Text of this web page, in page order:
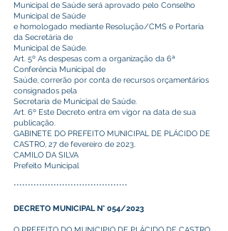
Municipal de Saúde será aprovado pelo Conselho
Municipal de Saúde
e homologado mediante Resolução/CMS e Portaria
da Secretária de
Municipal de Saúde.
Art. 5º As despesas com a organização da 6ª
Conferência Municipal de
Saúde, correrão por conta de recursos orçamentários
consignados pela
Secretaria de Municipal de Saúde.
Art. 6º Este Decreto entra em vigor na data de sua
publicação.
GABINETE DO PREFEITO MUNICIPAL DE PLÁCIDO DE
CASTRO, 27 de fevereiro de 2023.
CAMILO DA SILVA
Prefeito Municipal
****************************************
DECRETO MUNICIPAL N° 054/2023